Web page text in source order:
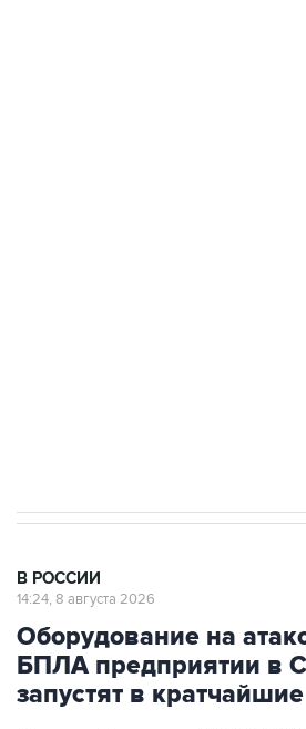
В РОССИИ
14:24, 8 августа 2026
Оборудование на
БПЛА предприятии в
запустят в